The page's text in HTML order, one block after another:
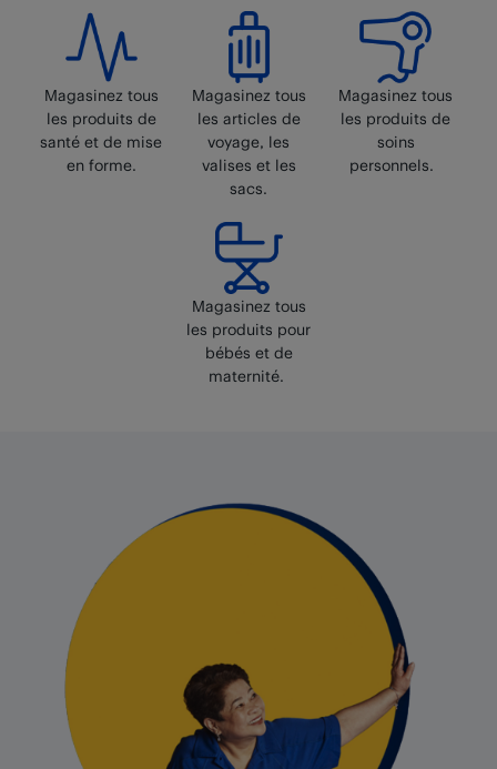
Magasinez tous
les produits de
santé et de mise
en forme.
Magasinez tous
les articles de
voyage, les
valises et les
sacs.
Magasinez tous
les produits de
soins
personnels.
Magasinez tous
les produits pour
bébés et de
maternité.